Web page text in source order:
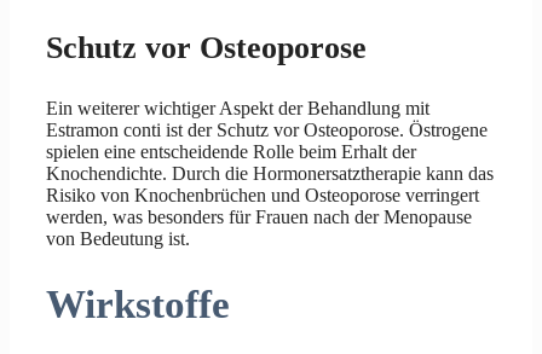
Schutz vor Osteoporose
Ein weiterer wichtiger Aspekt der Behandlung mit
Estramon conti ist der Schutz vor Osteoporose. Östrogene
spielen eine entscheidende Rolle beim Erhalt der
Knochendichte. Durch die Hormonersatztherapie kann das
Risiko von Knochenbrüchen und Osteoporose verringert
werden, was besonders für Frauen nach der Menopause
von Bedeutung ist.
Wirkstoffe